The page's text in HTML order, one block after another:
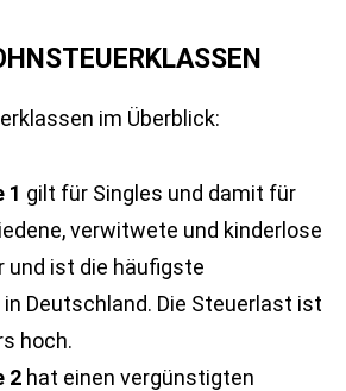
im Überblick:
1 gilt für Singles und damit für
verwitwete und kinderlose
und ist die häufigste
Deutschland. Die Steuerlast ist
hoch.
2hat einen vergünstigten